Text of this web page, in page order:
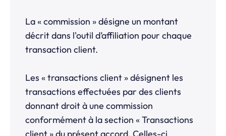
La « commission » désigne un montant
décrit dans l'outil d’affiliation pour chaque
transaction client.
Les « transactions client » désignent les
transactions effectuées par des clients
donnant droit à une commission
conformément à la section « Transactions